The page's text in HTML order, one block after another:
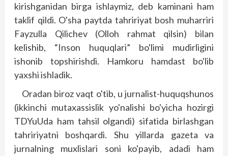
kirishganidan birga ishlaymiz, deb kaminani ham
taklif qildi. O'sha paytda tahririyat bosh muharriri
Fayzulla Qilichev (Olloh rahmat qilsin) bilan
kelishib, “Inson huquqlari” bo'limi mudirligini
ishonib topshirishdi. Hamkoru hamdast bo'lib
yaxshi ishladik.
Oradan biroz vaqt o'tib, u jurnalist-huquqshunos
(ikkinchi mutaxassislik yo'nalishi bo'yicha hozirgi
TDYuUda ham tahsil olgandi) sifatida birlashgan
tahririyatni boshqardi. Shu yillarda gazeta va
jurnalning muxlislari soni ko'payib, adadi ham